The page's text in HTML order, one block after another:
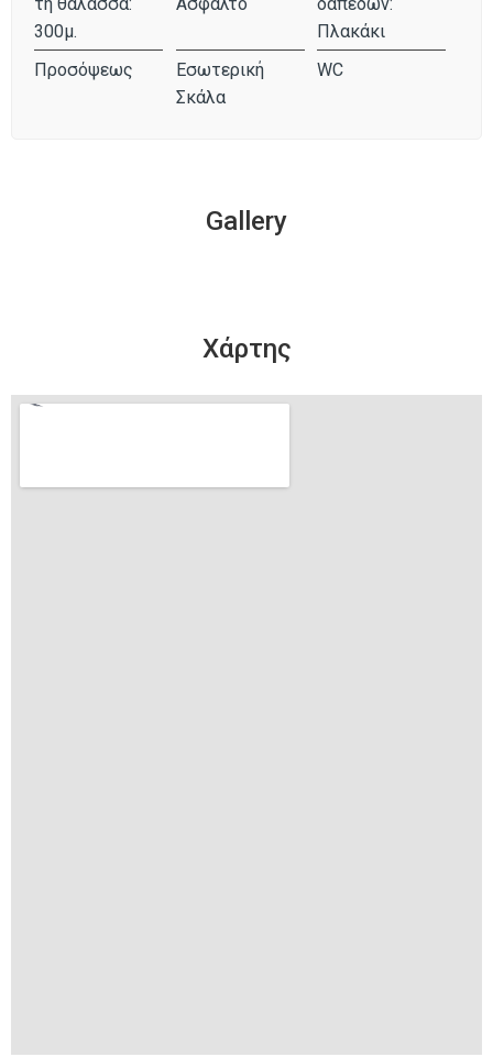
300μ.
Πλακάκι
Προσόψεως
Εσωτερική
Σκάλα
WC
Gallery
Χάρτης